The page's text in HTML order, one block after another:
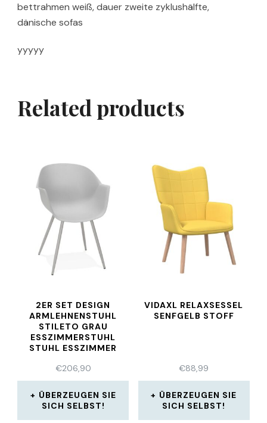
bettrahmen weiß, dauer zweite zyklushälfte,
dänische sofas
yyyyy
Related products
2ER SET DESIGN
ARMLEHNENSTUHL
STILETO GRAU
ESSZIMMERSTUHL
STUHL ESSZIMMER
€206,90
ÜBERZEUGEN SIE
SICH SELBST!
VIDAXL RELAXSESSEL
SENFGELB STOFF
€88,99
ÜBERZEUGEN SIE
SICH SELBST!